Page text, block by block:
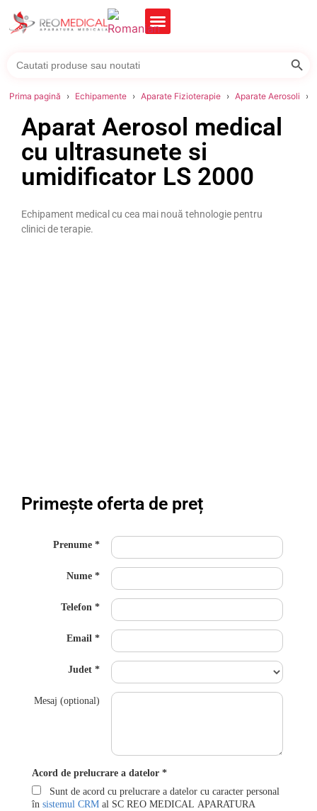
for:
Prima pagină Echipamente Aparate Fizioterapie Aparate Aerosoli
Aparat Aerosol medical
cu ultrasunete si
umidificator LS 2000
Echipament medical cu cea mai nouă tehnologie pentru
clinici de terapie.
Primește oferta de preț
Prenume
Nume
Telefon
Email
Judet
Mesaj (optional)
Acord de prelucrare a datelor
Sunt de acord cu prelucrare a datelor cu caracter personal
în sistemul CRM al SC REO MEDICAL APARATURA